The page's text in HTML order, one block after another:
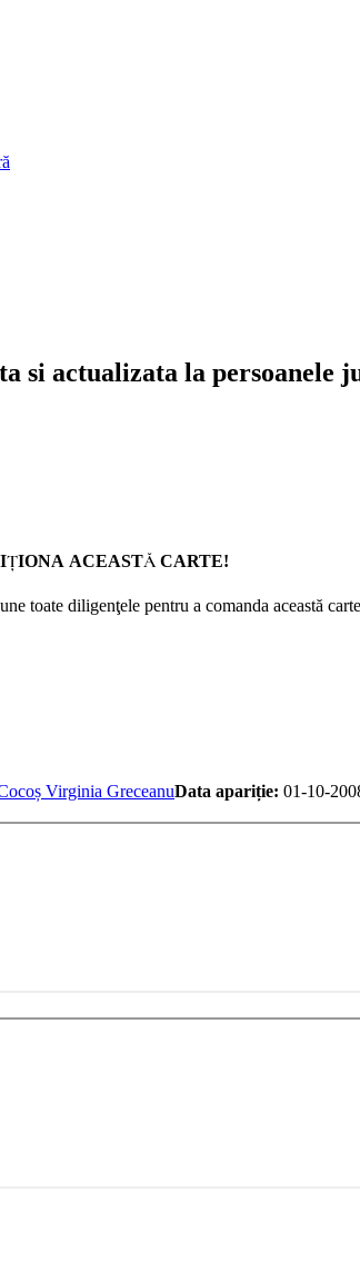
si actualizata la persoanele
ACEASTĂ CARTE!
toate diligenţele pentru a comanda această
Virginia GreceanuData apariție: 01-10-